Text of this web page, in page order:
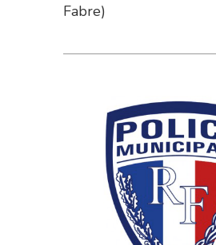
Fabre)